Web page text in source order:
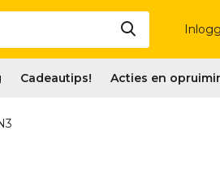
Cadeautips! Acties en